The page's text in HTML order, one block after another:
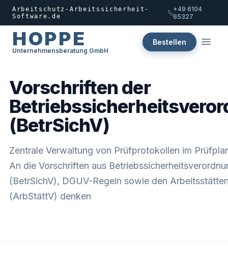
Arbeitschutz-Arbeitssicherheit-
Software.de
+49 6104
65327
HOPPE
Unternehmensberatung GmbH
Bestellen
Vorschriften der
(BetrSichV)
Zentrale Verwaltung von Prüfprotokollen im
An die Vorschriften aus
(BetrSichV), DGUV-Regeln sowie den
(ArbStättV) denken